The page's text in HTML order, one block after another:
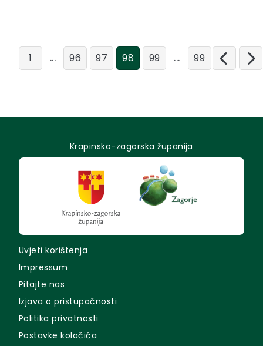
1 ... 96 97 98 99 ... 99
Krapinsko-zagorska županija
Uvjeti korištenja
Impressum
Pitajte nas
Izjava o pristupačnosti
Politika privatnosti
Postavke kolačića